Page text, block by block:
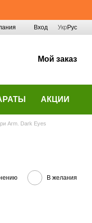
Вход УкрРус
Мой заказ
АКЦИИ
Arm. Dark Eyes
В желания